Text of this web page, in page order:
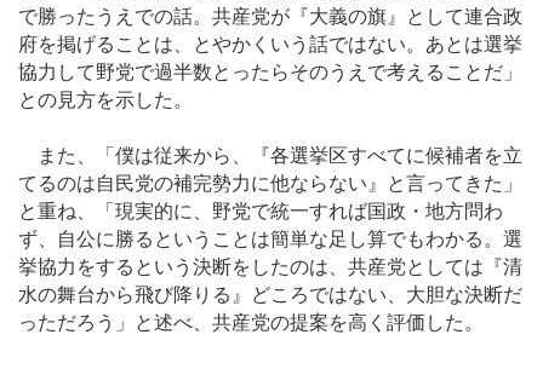
で勝ったうえでの話。共産党が『大義の旗』として連合政
府を掲げることは、とやかくいう話ではない。あとは選挙
協力して野党で過半数とったらそのうえで考えることだ」
との見方を示した。
また、「僕は従来から、『各選挙区すべてに候補者を立
てるのは自民党の補完勢力に他ならない』と言ってきた」
と重ね、「現実的に、野党で統一すれば国政・地方問わ
ず、自公に勝るということは簡単な足し算でもわかる。選
挙協力をするという決断をしたのは、共産党としては『清
水の舞台から飛び降りる』どころではない、大胆な決断だ
っただろう」と述べ、共産党の提案を高く評価した。